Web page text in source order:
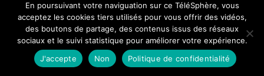
En poursuivant votre naviguation sur ce TéléSphère, vous
acceptez les cookies tiers utilisés pour vous offrir des vidéos,
des boutons de partage, des contenus issus des réseaux
sociaux et le suivi statistique pour améliorer votre expérience.
J'accepte
Non Politique de confidentialité